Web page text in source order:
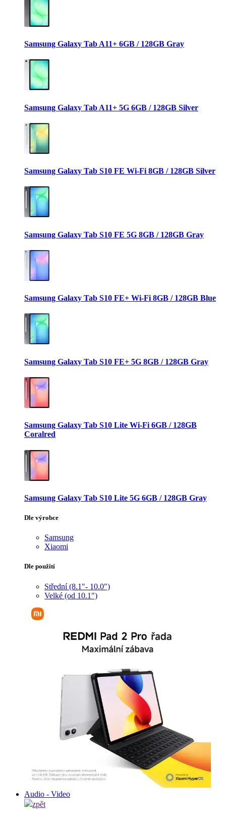
Samsung Galaxy Tab A11+ 6GB / 128GB Gray
Samsung Galaxy Tab A11+ 5G 6GB / 128GB Silver
Samsung Galaxy Tab S10 FE Wi-Fi 8GB / 128GB Silver
Samsung Galaxy Tab S10 FE 5G 8GB / 128GB Gray
Samsung Galaxy Tab S10 FE+ Wi-Fi 8GB / 128GB Blue
Samsung Galaxy Tab S10 FE+ 5G 8GB / 128GB Gray
Samsung Galaxy Tab S10 Lite Wi-Fi 6GB / 128GB
Coralred
Samsung Galaxy Tab S10 Lite 5G 6GB / 128GB Gray
Dle výrobce
Samsung
Xiaomi
Dle použití
Střední (8.1"- 10.0")
Velké (od 10.1")
Audio - Video
zpět